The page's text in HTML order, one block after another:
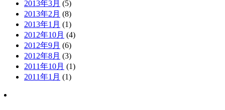
2013年3月 (5)
2013年2月 (8)
2013年1月 (1)
2012年10月 (4)
2012年9月 (6)
2012年8月 (3)
2011年10月 (1)
2011年1月 (1)